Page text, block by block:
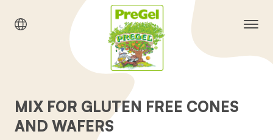
MIX FOR GLUTEN FREE CONES
AND WAFERS